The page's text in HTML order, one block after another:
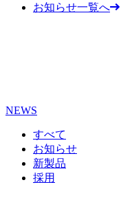
お知らせ一覧へ
NEWS
すべて
お知らせ
新製品
採用